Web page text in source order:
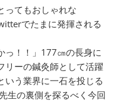
ってもおしゃれな
でたまに発揮される
っ！！」177㎝の長身に
リーの鍼灸師として活躍
いう業界に一石を投じる
生の裏側を探るべく今回